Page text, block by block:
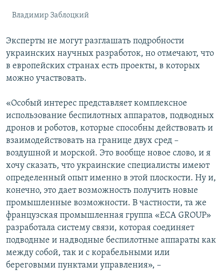
Владимир Заблоцкий
Эксперты не могут разглашать подробности
украинских научных разработок, но отмечают, что
в европейских странах есть проекты, в которых
можно участвовать.
«Особый интерес представляет комплексное
использование беспилотных аппаратов, подводных
дронов и роботов, которые способны действовать и
взаимодействовать на границе двух сред –
воздушной и морской. Это вообще новое слово, и я
хочу сказать, что украинские специалисты имеют
определенный опыт именно в этой плоскости. Ну и,
конечно, это дает возможность получить новые
промышленные возможности. В частности, та же
французская промышленная группа «ECA GROUP»
разработала систему связи, которая соединяет
подводные и надводные беспилотные аппараты как
между собой, так и с корабельными или
береговыми пунктами управления», –